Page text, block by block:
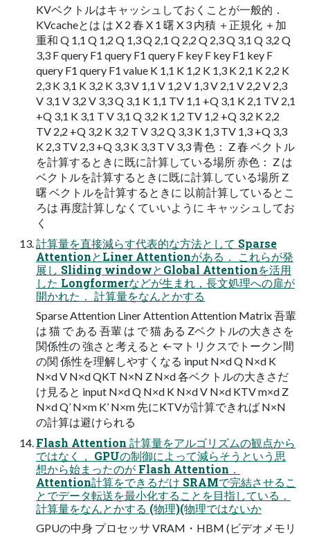
KVベクトルはキャッシュしておくことが一般的．
KVcacheとは は X 2 春 X 1 曙 X 3 内積 ＋正規化 ＋加
重和 Q 1,1 Q 1,2 Q 1,3 Q 2,1 Q 2,2 Q 2,3 Q 3,1 Q 3,2 Q
3,3 F query F1 query F1 query F key F key F1 key F
query F1 query F1 value K 1,1 K 1,2 K 1,3 K 2,1 K 2,2 K
2,3 K 3,1 K 3,2 K 3,3 V 1,1 V 1,2 V 1,3 V 2,1 V 2,2 V 2,3
V 3,1 V 3,2 V 3,3 Q 3,1 K 1,1 TV 1,1 +Q 3,1 K 2,1 TV 2,1
+Q 3,1 K 3,1 T V 3,1 Q 3,2 K 1,2 TV 1,2 +Q 3,2 K 2,2
TV 2,2 +Q 3,2 K 3,2 T V 3,2 Q 3,3 K 1,3 TV 1,3 +Q 3,3
K 2,3 TV 2,3 +Q 3,3 K 3,3 T V 3,3 青色： Z 春 ベクトル
を計算するときに既に計算している場所 赤色： Z は
ベクトルを計算するときに既に計算している場所 Z
曙 ベクトルを計算するときに 以前計算しているとこ
ろは 再度計算しなくていいように キャッシュしてお
く
計算量を直接減らす代表的な方法として Sparse
AttentionとLiner Attentionがある． これらが発
展し Sliding windowとGlobal Attentionを活用
した Longformerなどが生まれ，長文処理への扉が
開かれた． 計算量をなんとかする
Sparse Attention Liner Attention Attention Matrix 吾輩
は 猫 で ある 吾輩 は で 猫 ある Zベクトルの大きさを
関係性の 強さと考えると ←マトリクスでトークン間
の関 係性を理解しやすくなる input N×d Q N×d K
N×d V N×d QKT N×N Z N×d 各ベクトルの大きさだ
け見ると input N×d Q N×d K N×d V N×d KTV m×d Z
N×d Q’ N×m K’ N×m 先にKTVが計算できれば N×N
の計算は避けられる
Flash Attention 計算量をアルゴリズムの観点から
ではなく， GPUの制御によって減らそうという思
想から始まったのが Flash Attention．
Attention計算をできるだけ SRAMで完結させるこ
とでデータ転送を最小化することを目指している．
計算量をなんとかする (物理)(物理ではないか
GPUの中身 プロセッサ VRAM・HBM (ビデオメモリ